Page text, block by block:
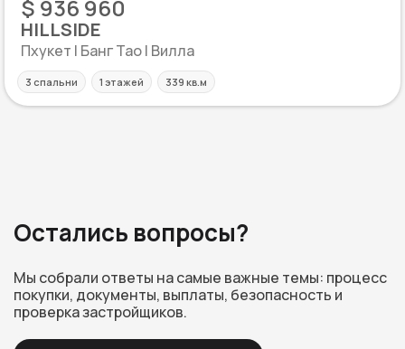
$ 936 960
HILLSIDE
Пхукет | Банг Тао | Вилла
3 спальни 1 этажей 339 кв.м
Остались вопросы?
Мы собрали ответы на самые важные темы: процесс
покупки, документы, выплаты, безопасность и
проверка застройщиков.